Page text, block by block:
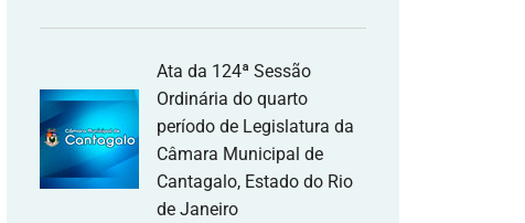
Ata da 124ª Sessão
Ordinária do quarto
período de Legislatura da
Câmara Municipal de
Cantagalo, Estado do Rio
de Janeiro